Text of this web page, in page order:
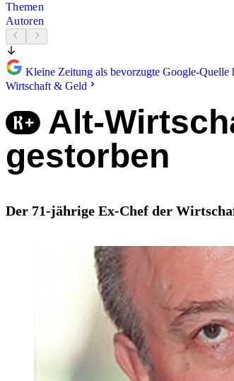
Themen
Autoren
Kleine Zeitung als bevorzugte Google-Quelle
Wirtschaft & Geld
Alt-
gestorben
Der 71-jährige Ex-Chef der